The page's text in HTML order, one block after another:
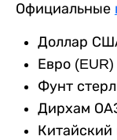
Официальные
Доллар
Евро (EUR)
Фунт
Дирхам
Китайский